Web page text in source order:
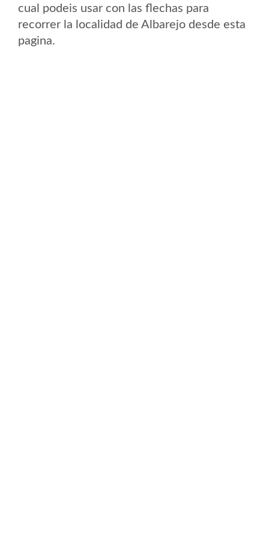
cual podeis usar con las flechas para
recorrer la localidad de Albarejo desde esta
pagina.